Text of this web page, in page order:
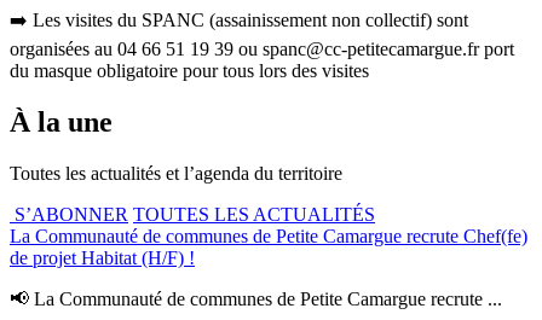
➡️ Les visites du SPANC (assainissement non collectif) sont
organisées au 04 66 51 19 39 ou spanc@cc-petitecamargue.fr port
du masque obligatoire pour tous lors des visites
À la une
Toutes les actualités et l’agenda du territoire
S’ABONNER TOUTES LES ACTUALITÉS
La Communauté de communes de Petite Camargue recrute Chef(fe)
de projet Habitat (H/F) !
📢 La Communauté de communes de Petite Camargue recrute ...